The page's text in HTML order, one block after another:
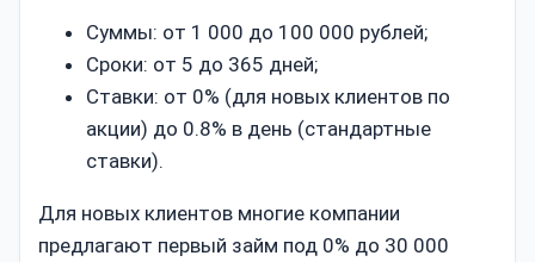
Суммы: от 1 000 до 100 000 рублей;
Сроки: от 5 до 365 дней;
Ставки: от 0% (для новых клиентов по
акции) до 0.8% в день (стандартные
ставки).
Для новых клиентов многие компании
предлагают первый займ под 0% до 30 000